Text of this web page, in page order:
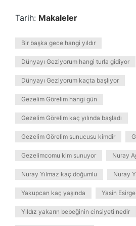
Tarih: Makaleler
Bir başka gece hangi yıldır
Dünyayı Geziyorum hangi turla gidiyor
Dünyayı Geziyorum kaçta başlıyor
Gezelim Görelim hangi gün
Gezelim Görelim kaç yılında başladı
Gezelim Görelim sunucusu kimdir
Gezelimcomu kim sunuyor Nuray
Nuray Yılmaz kaç doğumlu Nuray
Yakupcan kaç yaşında Yasin
Yıldız yakarın bebeğinin cinsiyeti nedir